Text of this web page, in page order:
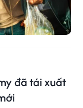
đã tái xuất